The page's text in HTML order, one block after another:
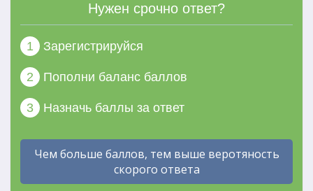
Нужен срочно ответ?
1 Зарегистрируйся
2 Пополни баланс баллов
3 Назначь баллы за ответ
Чем больше баллов, тем выше веротяность
скорого ответа